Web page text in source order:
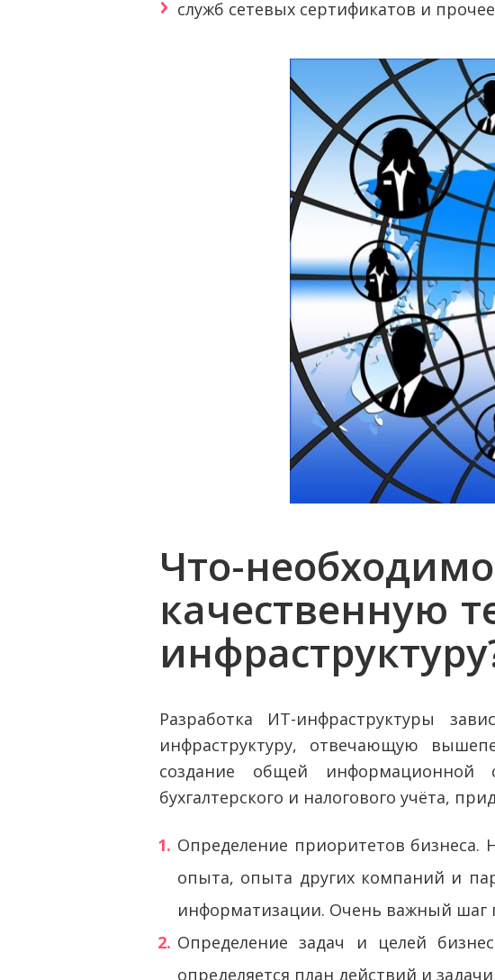
служб сетевых сертификатов и
Что-
качественную
Разработка ИТ-инфраструктуры
инфраструктуру, отвечающую
создание общей информационной
бухгалтерского и налогового учёта,
Определение приоритетов бизнеса.
опыта, опыта других компаний и
информатизации. Очень важный
Определение задач и целей
определяется план действий и